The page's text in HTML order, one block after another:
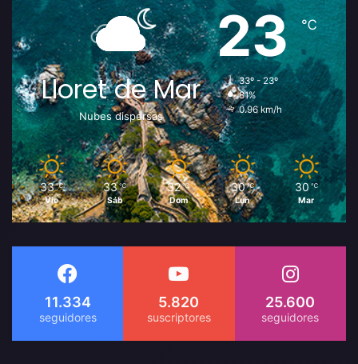
Lloret de Mar
Nubes dispersas
23℃
33º - 23º
81%
0.96 km/h
33 ℃
Vie
33 ℃
Sáb
32 ℃
Dom
30 ℃
Lun
30 ℃
Mar
11.334 5.820 25.600